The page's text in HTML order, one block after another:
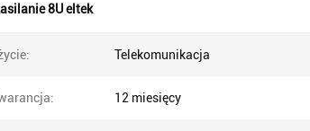
8U eltek
Telekomunikacja
12 miesięcy